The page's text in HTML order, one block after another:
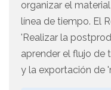
organizar el
línea de tiempo. El
'Realizar la
aprender el flujo de
y la exportación de